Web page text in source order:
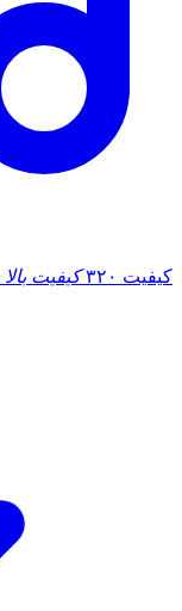
کیفیت ۳۲۰ کیفیت بالا